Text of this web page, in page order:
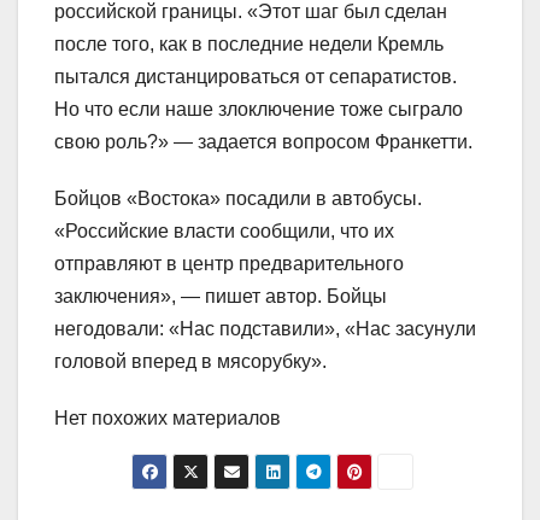
российской границы. «Этот шаг был сделан
после того, как в последние недели Кремль
пытался дистанцироваться от сепаратистов.
Но что если наше злоключение тоже сыграло
свою роль?» — задается вопросом Франкетти.
Бойцов «Востока» посадили в автобусы.
«Российские власти сообщили, что их
отправляют в центр предварительного
заключения», — пишет автор. Бойцы
негодовали: «Нас подставили», «Нас засунули
головой вперед в мясорубку».
Нет похожих материалов